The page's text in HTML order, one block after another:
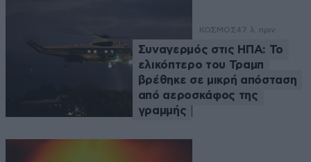
ΚΟΣΜΟΣ47 λ. πριν
Συναγερμός στις ΗΠΑ: Το
ελικόπτερο του Τραμπ
βρέθηκε σε μικρή απόσταση
από αεροσκάφος της
γραμμής